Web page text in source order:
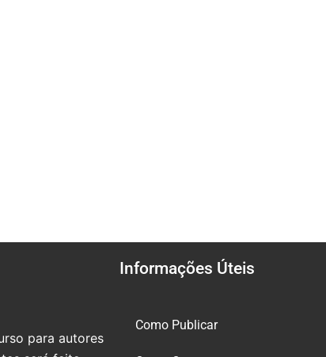
para autores
Informações Úteis
Como Publicar